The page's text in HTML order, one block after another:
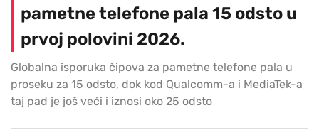
pametne telefone pala 15 odsto u
prvoj polovini 2026.
Globalna isporuka čipova za pametne telefone pala u
proseku za 15 odsto, dok kod Qualcomm-a i MediaTek-a
taj pad je još veći i iznosi oko 25 odsto